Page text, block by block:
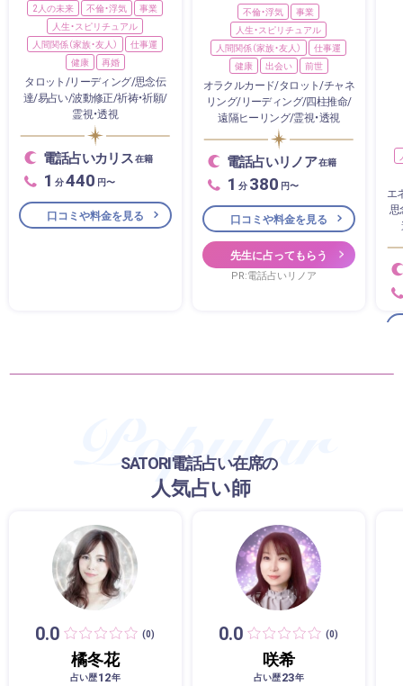
2人の未来
不倫・浮気
事業
人生・スピリチュアル
人間関係（家族・友人）
仕事運
健康
再婚
タロット/リーディング/思念伝
達/易占い/波動修正/祈祷・祈願/
霊視・透視
電話占いカリス在籍
1 分440 円〜
口コミや料金を見る
不倫・浮気
事業
人生・スピリチュアル
人間関係（家族・友人）
仕事運
健康
出会い 前世
オラクルカード/タロット/チャネ
リング/リーディング/四柱推命/
遠隔ヒーリング/霊視・透視
電話占いリノア在籍
1 分 380 円〜
口コミや料金を見る
先生に占ってもらう
PR:電話占いリノア
エ
SATORI電話占い在席の
人気占い師
0.0 (0)
橘冬花
占い歴12年
0.0 (0)
咲希
占い歴23年